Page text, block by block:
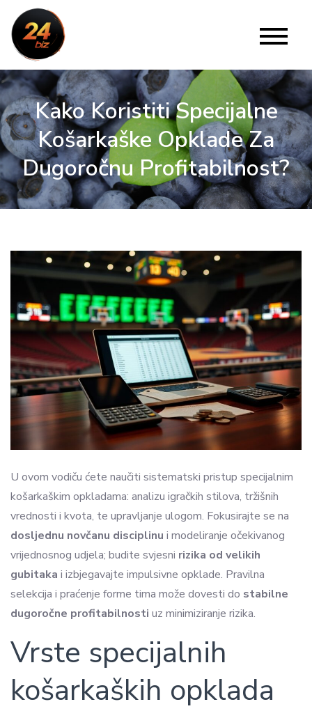
content
Kako Koristiti Specijalne
Košarkaške Opklade Za
Dugoročnu Profitabilnost?
U ovom vodiču ćete naučiti sistematski pristup specijalnim
košarkaškim opkladama: analizu igračkih stilova, tržišnih
vrednosti i kvota, te upravljanje ulogom. Fokusirajte se na
dosljednu novčanu disciplinu i modeliranje očekivanog
vrijednosnog udjela; budite svjesni rizika od velikih
gubitaka i izbjegavajte impulsivne opklade. Pravilna
selekcija i praćenje forme tima može dovesti do stabilne
dugoročne profitabilnosti uz minimiziranje rizika.
Vrste specijalnih
košarkaških opklada